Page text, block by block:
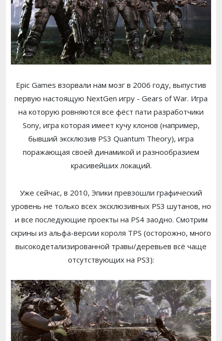
Epic Games взорвали нам мозг в 2006 году, выпустив
первую настоящую NextGen игру - Gears of War. Игра
на которую ровняются все фёст пати разработчики
Sony, игра которая имеет кучу клонов (например,
бывший эксклюзив PS3 Quantum Theory), игра
поражающая своей динамикой и разнообразием
красивейших локаций.
Уже сейчас, в 2010, Эпики превзошли графический
уровень не только всех эксклюзивных PS3 шутанов, но
и все последующие проекты на PS4 заодно. Смотрим
скрины из альфа-версии короля TPS (осторожно, много
высокодетализированной травы/деревьев всё чаще
отсутствующих на PS3):